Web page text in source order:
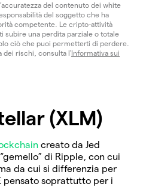
del contenuto dei white
del soggetto che ha
competente. Le cripto-attività
subire una perdita parziale o totale
ciò che puoi permetterti di perdere.
dei rischi, consulta l'Informativa sui
(XLM)
creato da Jed
di Ripple, con cui
da cui si differenzia per
pensato soprattutto per i